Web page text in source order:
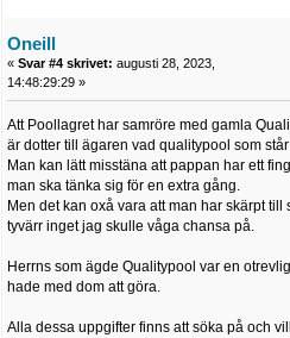
Oneill
« Svar #4 skrivet: augusti 28, 2023,
14:48:29:29 »
Att Poollagret har samröre med gamla
är dotter till ägaren vad qualitypool som
Man kan lätt misstäna att pappan har ett
man ska tänka sig för en extra gång.
Men det kan oxå vara att man har skärpt
tyvärr inget jag skulle våga chansa på.
Herrns som ägde Qualitypool var en
hade med dom att göra.
Alla dessa uppgifter finns att söka på och